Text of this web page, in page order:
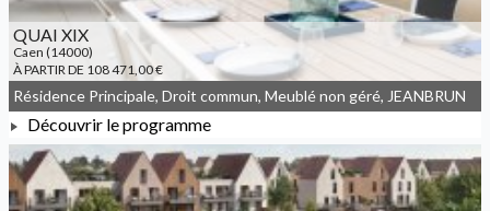
QUAI XIX
Caen (14000)
À PARTIR DE 108 471,00 €
À PARTIR DE 108 471,00 €
Résidence Principale, Droit commun, Meublé non géré, JEANBRUN
Découvrir le programme